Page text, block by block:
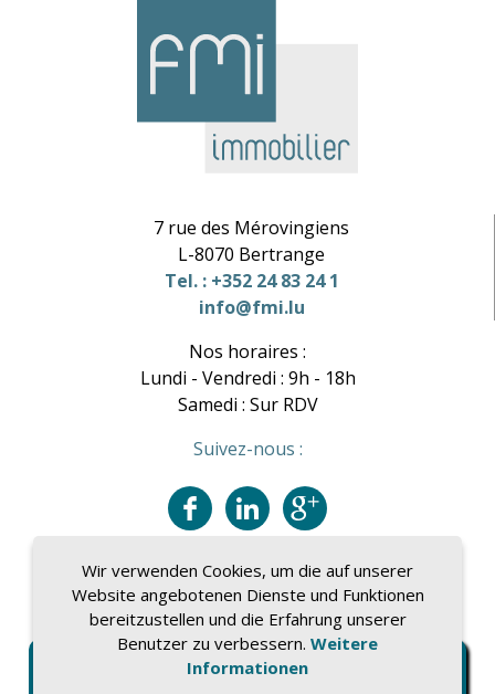
7 rue des Mérovingiens
L-8070 Bertrange
Tel. : +352 24 83 24 1
info@fmi.lu
Nos horaires :
Lundi - Vendredi : 9h - 18h
Samedi : Sur RDV
Suivez-nous :
Wir verwenden Cookies, um die auf unserer
Website angebotenen Dienste und Funktionen
bereitzustellen und die Erfahrung unserer
Benutzer zu verbessern. Weitere
Informationen